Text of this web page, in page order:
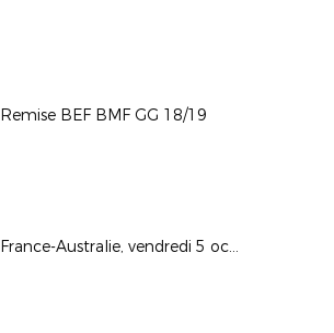
Remise BEF BMF GG 18/19
France-Australie, vendredi 5 octobre 2018 à St-Etienne